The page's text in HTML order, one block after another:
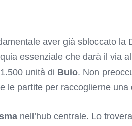
aver già sbloccato la
essenziale che darà il via
unità di Buio. Non
le partite per raccoglierne una
nell’hub centrale. Lo